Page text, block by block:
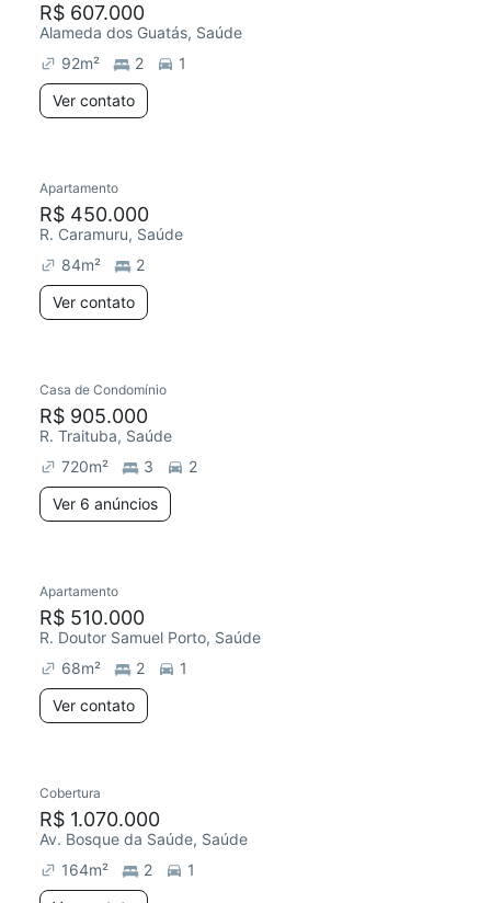
R$ 607.000
Alameda dos Guatás, Saúde
92m² 2
1
Ver contato
Apartamento
R$ 450.000
R. Caramuru, Saúde
84m²
2
Ver contato
Casa de Condomínio
R$ 905.000
R. Traituba, Saúde
720m² 3
2
Ver 6 anúncios
Apartamento
R$ 510.000
R. Doutor Samuel Porto, Saúde
68m² 2
1
Ver contato
Cobertura
R$ 1.070.000
Av. Bosque da Saúde, Saúde
164m² 2
1